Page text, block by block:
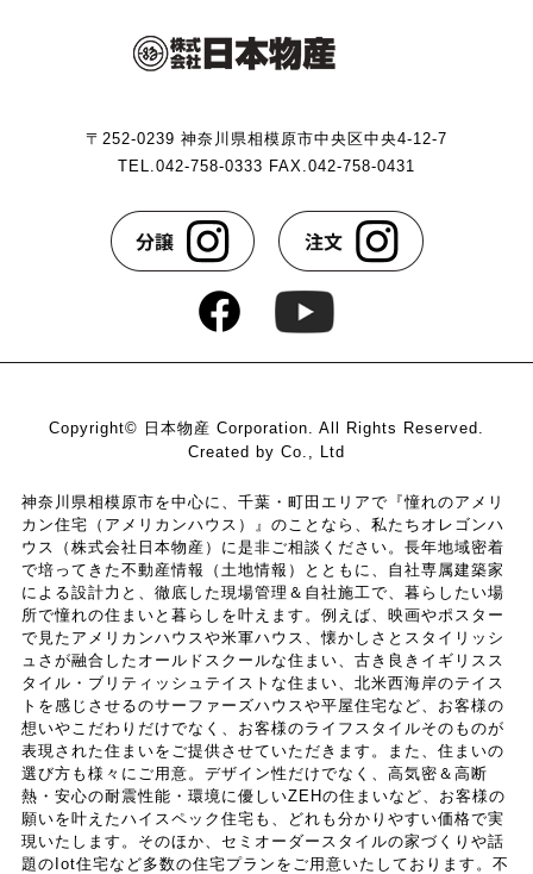
電話番号，メールアドレス，銀行口座番号，クレジットカード番
号，運転免許証番号などの個人情報をお尋ねすることがありま
報提供元，広告主，広告配信先などを含みます。以下，｢提携先｣
購入した商品，閲覧したページや広告の履歴，検索した検索キー
ワード，利用日時，利用方法，利用環境（携帯端末を通じてご利
用の場合の当該端末の通信状態，利用に際しての各種設定情報な
ども含みます），IPアドレス，クッキー情報，位置情報，端末の
第３条（個人情報を収集・利用する目的）
当社が個人情報を収集・利用する目的は，以下のとおりです。
（1）ユーザーに自分の登録情報の閲覧や修正，利用状況の閲覧
を行っていただくために，氏名，住所，連絡先，支払方法などの
登録情報，利用されたサービスや購入された商品，およびそれら
の代金などに関する情報を表示する目的
（2）ユーザーにお知らせや連絡をするためにメールアドレスを
利用する場合やユーザーに商品を送付したり必要に応じて連絡し
たりするため，氏名や住所などの連絡先情報を利用する目的
（3）ユーザーの本人確認を行うために，氏名，生年月日，住
所，電話番号，銀行口座番号，クレジットカード番号，運転免許
証番号，配達証明付き郵便の到達結果などの情報を利用する目的
（4）ユーザーに代金を請求するために，購入された商品名や数
量，利用されたサービスの種類や期間，回数，請求金額，氏名，
〒252-0239 神奈川県相模原市中央区中央4-12-7
TEL.042-758-0333 FAX.042-758-0431
Copyright© 日本物産 Corporation. All Rights Reserved.
Created by Co., Ltd
神奈川県相模原市を中心に、千葉・町田エリアで『憧れのアメリ
カン住宅（アメリカンハウス）』のことなら、私たちオレゴンハ
ウス（株式会社日本物産）に是非ご相談ください。長年地域密着
で培ってきた不動産情報（土地情報）とともに、自社専属建築家
による設計力と、徹底した現場管理＆自社施工で、暮らしたい場
所で憧れの住まいと暮らしを叶えます。例えば、映画やポスター
で見たアメリカンハウスや米軍ハウス、懐かしさとスタイリッシ
ュさが融合したオールドスクールな住まい、古き良きイギリスス
タイル・ブリティッシュテイストな住まい、北米西海岸のテイス
トを感じさせるのサーファーズハウスや平屋住宅など、お客様の
想いやこだわりだけでなく、お客様のライフスタイルそのものが
表現された住まいをご提供させていただきます。また、住まいの
選び方も様々にご用意。デザイン性だけでなく、高気密＆高断
熱・安心の耐震性能・環境に優しいZEHの住まいなど、お客様の
願いを叶えたハイスペック住宅も、どれも分かりやすい価格で実
現いたします。そのほか、セミオーダースタイルの家づくりや話
題のIot住宅など多数の住宅プランをご用意いたしております。不